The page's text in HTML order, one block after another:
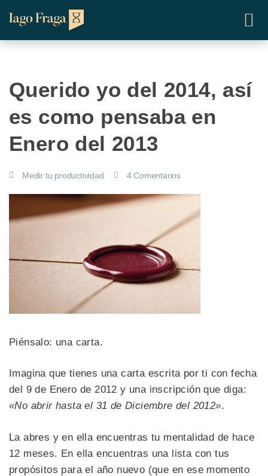
Querido yo del 2014, así
es como pensaba en
Enero del 2013
Medir tu productividad 4 Comentarios
Piénsalo: una carta.
Imagina que tienes una carta escrita por ti con fecha
del 9 de Enero de 2012 y una inscripción que diga:
«No abrir hasta el 31 de Diciembre del 2012».
La abres y en ella encuentras tu mentalidad de hace
12 meses. En ella encuentras una lista con tus
propósitos para el año nuevo (que en ese momento